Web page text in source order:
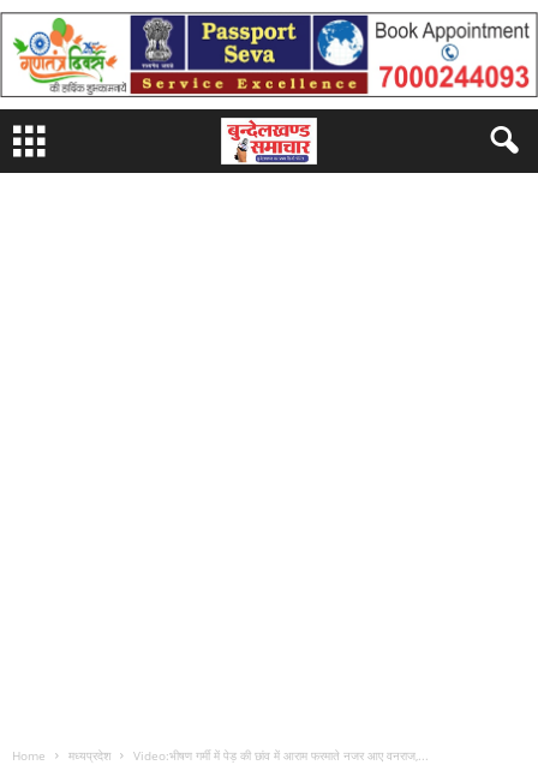
Home मध्यप्रदेश Video:भीषण गर्मी में पेड़ की छांव में आराम फरमाते नजर आए वनराज,...